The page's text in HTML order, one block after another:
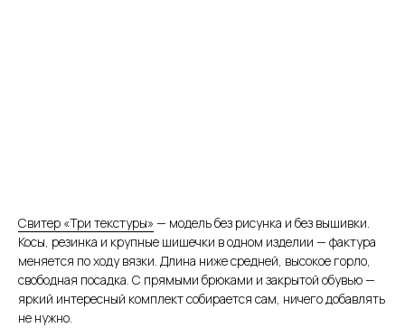
Свитер «Три текстуры» — модель без рисунка и без вышивки.
Косы, резинка и крупные шишечки в одном изделии — фактура
меняется по ходу вязки. Длина ниже средней, высокое горло,
свободная посадка. С прямыми брюками и закрытой обувью —
яркий интересный комплект собирается сам, ничего добавлять
не нужно.